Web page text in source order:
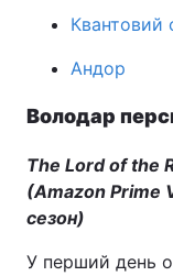
Екологія
Інтерв'ю
Квантовий
Андор
Володар
The Lord of the
(Amazon Prime
сезон)
У перший день